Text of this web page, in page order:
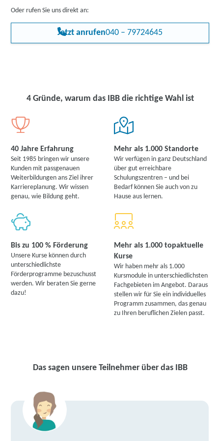
Oder rufen Sie uns direkt an:
Jetzt anrufen040 – 79724645
4 Gründe, warum das IBB die richtige Wahl ist
40 Jahre Erfahrung
Seit 1985 bringen wir unsere
Kunden mit passgenauen
Weiterbildungen ans Ziel ihrer
Karriereplanung. Wir wissen
genau, wie Bildung geht.
Mehr als 1.000 Standorte
Wir verfügen in ganz Deutschland
über gut erreichbare
Schulungszentren – und bei
Bedarf können Sie auch von zu
Hause aus lernen.
Bis zu 100 % Förderung
Unsere Kurse können durch
unterschiedlichste
Förderprogramme bezuschusst
werden. Wir beraten Sie gerne
dazu!
Mehr als 1.000 topaktuelle
Kurse
Wir haben mehr als 1.000
Kursmodule in unterschiedlichsten
Fachgebieten im Angebot. Daraus
stellen wir für Sie ein individuelles
Programm zusammen, das genau
zu Ihren beruflichen Zielen passt.
Das sagen unsere Teilnehmer über das IBB